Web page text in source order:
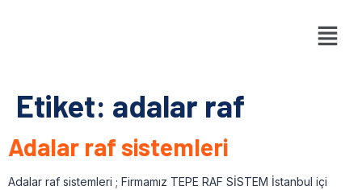
Etiket: adalar raf
Adalar raf sistemleri
Adalar raf sistemleri ; Firmamız TEPE RAF SİSTEM İstanbul içi